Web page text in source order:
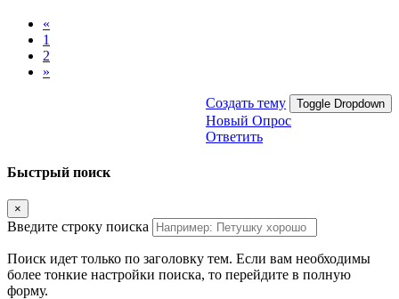
«
1
2
»
Создать тему Toggle Dropdown
Новый Опрос
Ответить
Быстрый поиск
×
Введите строку поиска
Поиск идет только по заголовку тем. Если вам необходимы
более тонкие настройки поиска, то перейдите в полную
форму.